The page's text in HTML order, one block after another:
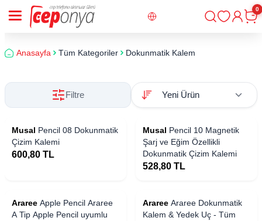
Giriş
0
Anasayfa Tüm Kategoriler Dokunmatik Kalem
Filtre
Musal Pencil 08 Dokunmatik
Çizim Kalemi
600,80 TL
Musal Pencil 10 Magnetik
Şarj ve Eğim Özellikli
Dokunmatik Çizim Kalemi
528,80 TL
Araree Apple Pencil Araree
A Tip Apple Pencil uyumlu
Araree Araree Dokunmatik
Kalem & Yedek Uç - Tüm